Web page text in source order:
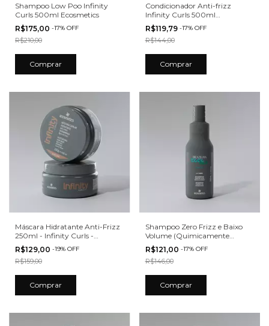
Shampoo Low Poo Infinity
Curls 500ml Ecosmetics
R$175,00 -17% OFF
R$210,00
Condicionador Anti-frizz
Infinity Curls 500ml
Ecosmetics
R$119,79 -17% OFF
R$144,00
Máscara Hidratante Anti-Frizz
250ml - Infinity Curls -
Ecosmetics
R$129,00 -19% OFF
R$159,00
Shampoo Zero Frizz e Baixo
Volume (Quimicamente
Tratado) 250ml - Coconut
Ecosmetics
R$121,00 -17% OFF
R$146,00